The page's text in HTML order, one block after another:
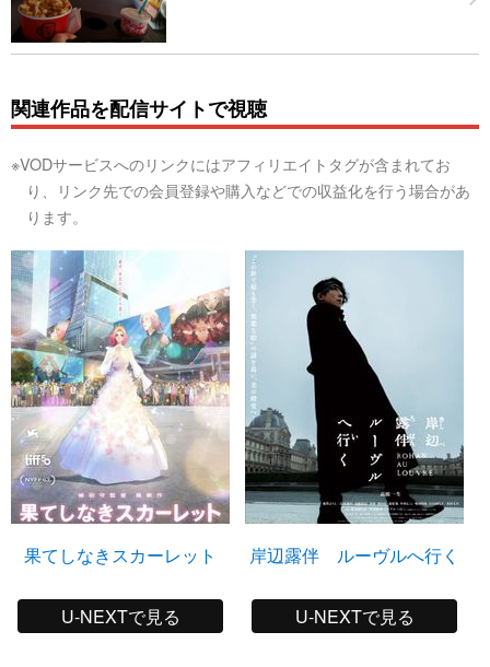
関連作品を配信サイトで視聴
※VODサービスへのリンクにはアフィリエイトタグが含まれてお
り、リンク先での会員登録や購入などでの収益化を行う場合があ
ります。
果てしなきスカーレット
U-NEXTで見る
岸辺露伴 ルーヴルへ行く
U-NEXTで見る